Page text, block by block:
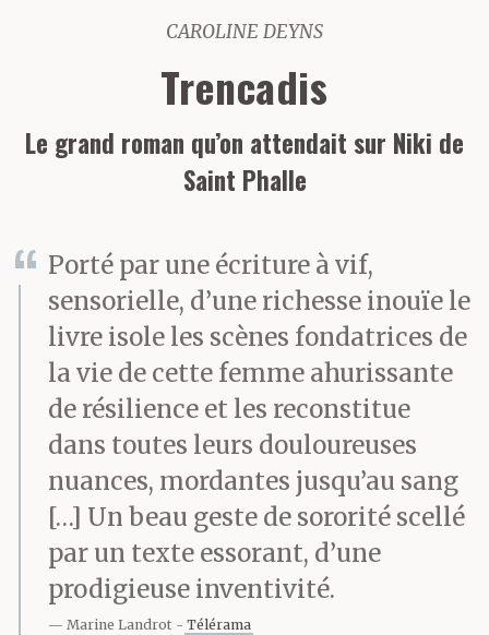
CAROLINE DEYNS
Trencadis
Le grand roman qu’on attendait sur Niki de
Saint Phalle
Porté par une écriture à vif,
sensorielle, d’une richesse inouïe le
livre isole les scènes fondatrices de
la vie de cette femme ahurissante
de résilience et les reconstitue
dans toutes leurs douloureuses
nuances, mordantes jusqu’au sang
[…] Un beau geste de sororité scellé
par un texte essorant, d’une
prodigieuse inventivité.
Marine Landrot Télérama